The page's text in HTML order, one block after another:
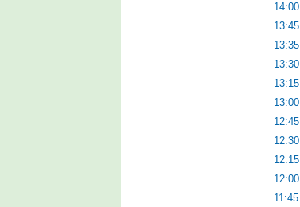
14:00
13:45
13:35
13:30
13:15
13:00
12:45
12:30
12:15
12:00
11:45